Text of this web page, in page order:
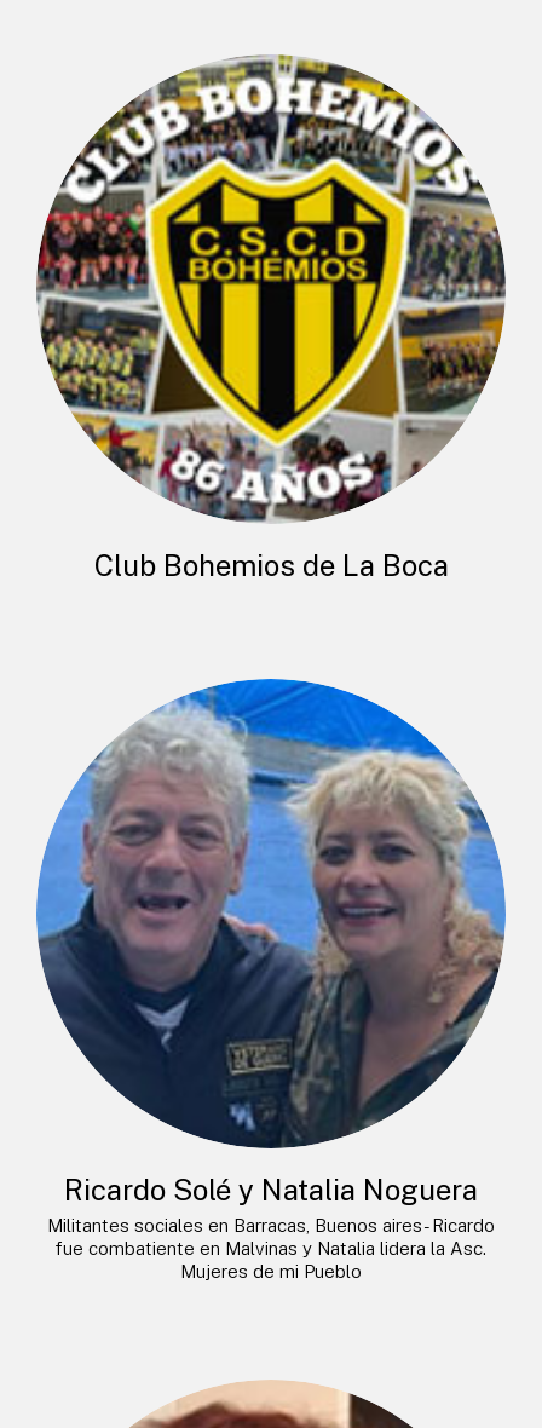
Club Bohemios de La Boca
Ricardo Solé y Natalia Noguera
Militantes sociales en Barracas, Buenos aires- Ricardo
fue combatiente en Malvinas y Natalia lidera la Asc.
Mujeres de mi Pueblo